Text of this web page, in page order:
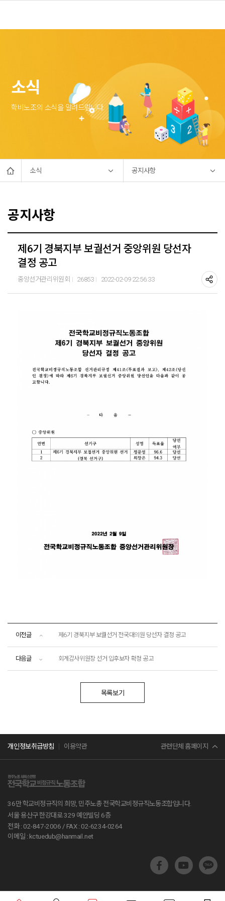
소식
학비노조의 소식을 알려드립니다.
소식 공지사항
공지사항
제6기 경북지부 보궐선거 중앙위원 당선자
결정 공고
중앙선거관리위원회 26853 2022-02-09 22:56:33
이전글 제6기 경북지부 보궐선거 전국대의원 당선자 결정 공고
다음글 회계감사위원장 선거 입후보자 확정 공고
목록보기
개인정보취급방침 이용약관 관련단체 홈페이지
민주노총
전교조
진보당
학교알리미
36만 학교비정규직의 희망, 민주노총 전국학교비정규직노동조합입니다.
서울 용산구 한강대로 329 예안빌딩 6층
전화 : 02-847-2006 / FAX : 02-6234-0264
이메일 : kctuedub@hanmail.net